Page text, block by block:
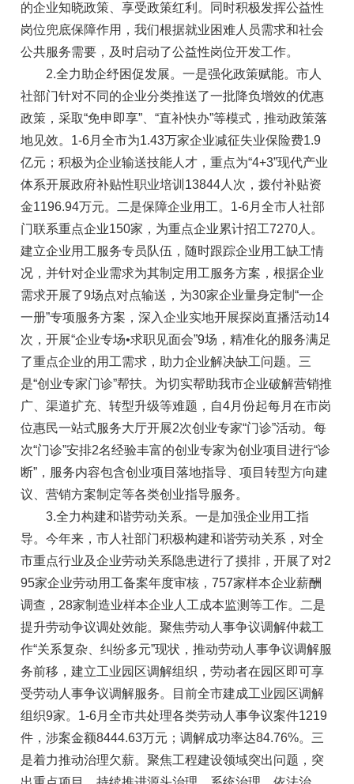
的企业知晓政策、享受政策红利。同时积极发挥公益性
岗位兜底保障作用，我们根据就业困难人员需求和社会
公共服务需要，及时启动了公益性岗位开发工作。
2.全力助企纾困促发展。一是强化政策赋能。市人
社部门针对不同的企业分类推送了一批降负增效的优惠
政策，采取“免申即享”、“直补快办”等模式，推动政策落
地见效。1-6月全市为1.43万家企业减征失业保险费1.9
亿元；积极为企业输送技能人才，重点为“4+3”现代产业
体系开展政府补贴性职业培训13844人次，拨付补贴资
金1196.94万元。二是保障企业用工。1-6月全市人社部
门联系重点企业150家，为重点企业累计招工7270人。
建立企业用工服务专员队伍，随时跟踪企业用工缺工情
况，并针对企业需求为其制定用工服务方案，根据企业
需求开展了9场点对点输送，为30家企业量身定制“一企
一册”专项服务方案，深入企业实地开展探岗直播活动14
次，开展“企业专场•求职见面会”9场，精准化的服务满足
了重点企业的用工需求，助力企业解决缺工问题。三
是“创业专家门诊”帮扶。为切实帮助我市企业破解营销推
广、渠道扩充、转型升级等难题，自4月份起每月在市岗
位惠民一站式服务大厅开展2次创业专家“门诊”活动。每
次“门诊”安排2名经验丰富的创业专家为创业项目进行“诊
断”，服务内容包含创业项目落地指导、项目转型方向建
议、营销方案制定等各类创业指导服务。
3.全力构建和谐劳动关系。一是加强企业用工指
导。今年来，市人社部门积极构建和谐劳动关系，对全
市重点行业及企业劳动关系隐患进行了摸排，开展了对2
95家企业劳动用工备案年度审核，757家样本企业薪酬
调查，28家制造业样本企业人工成本监测等工作。二是
提升劳动争议调处效能。聚焦劳动人事争议调解仲裁工
作“关系复杂、纠纷多元”现状，推动劳动人事争议调解服
务前移，建立工业园区调解组织，劳动者在园区即可享
受劳动人事争议调解服务。目前全市建成工业园区调解
组织9家。1-6月全市共处理各类劳动人事争议案件1219
件，涉案金额8444.63万元；调解成功率达84.76%。三
是着力推动治理欠薪。聚焦工程建设领域突出问题，突